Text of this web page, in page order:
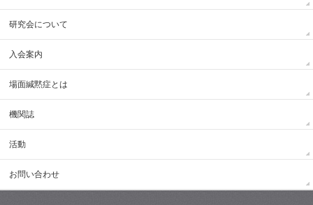
研究会について
入会案内
場面緘黙症とは
機関誌
活動
お問い合わせ